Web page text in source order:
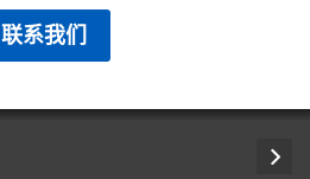
联系我们